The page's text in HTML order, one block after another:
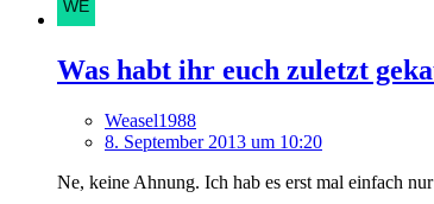
Was habt ihr euch zuletzt
Weasel1988
8. September 2013 um 10:20
Ne, keine Ahnung. Ich hab es erst mal einfach